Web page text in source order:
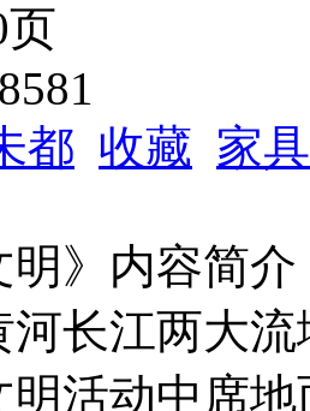
页
都 收藏 家具
明》内容简
河长江两大
明活动中席